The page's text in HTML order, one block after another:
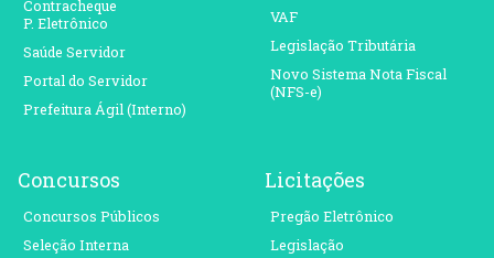
Contracheque
P. Eletrônico
Saúde Servidor
Portal do Servidor
Prefeitura Ágil (Interno)
VAF
Legislação Tributária
Novo Sistema Nota Fiscal
(NFS-e)
Concursos
Concursos Públicos
Seleção Interna
Licitações
Pregão Eletrônico
Legislação